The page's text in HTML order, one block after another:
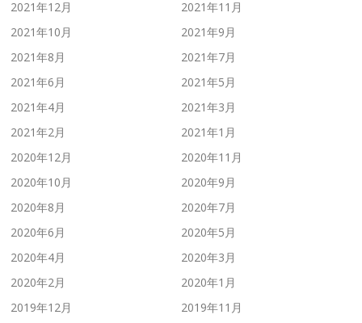
2021年12月
2021年11月
2021年10月
2021年9月
2021年8月
2021年7月
2021年6月
2021年5月
2021年4月
2021年3月
2021年2月
2021年1月
2020年12月
2020年11月
2020年10月
2020年9月
2020年8月
2020年7月
2020年6月
2020年5月
2020年4月
2020年3月
2020年2月
2020年1月
2019年12月
2019年11月